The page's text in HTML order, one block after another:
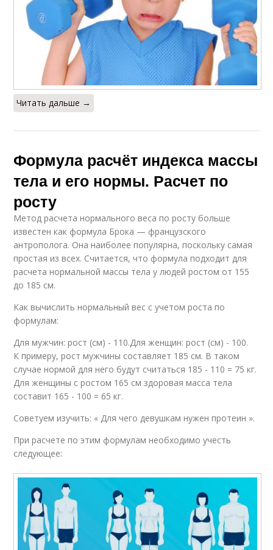
Читать дальше →
Формула расчёт индекса массы
тела и его нормы. Расчет по
росту
Метод расчета нормального веса по росту больше
известен как формула Брока — французского
антрополога. Она наиболее популярна, поскольку самая
простая из всех. Считается, что формула подходит для
расчета нормальной массы тела у людей ростом от 155
до 185 см.
Как вычислить нормальный вес с учетом роста по
формулам:
Для мужчин: рост (см) - 110.Для женщин: рост (см) - 100.
К примеру, рост мужчины составляет 185 см. В таком
случае нормой для него будут считаться 185 - 110 = 75 кг.
Для женщины с ростом 165 см здоровая масса тела
составит 165 - 100 = 65 кг.
Советуем изучить: « Для чего девушкам нужен протеин ».
При расчете по этим формулам необходимо учесть
следующее: